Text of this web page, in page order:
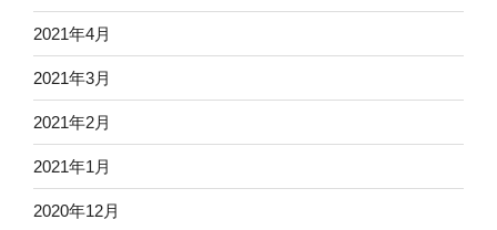
2021年4月
2021年3月
2021年2月
2021年1月
2020年12月